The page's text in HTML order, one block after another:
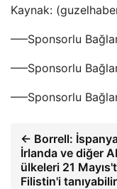
Kaynak:
—–Sponsorlu
—–Sponsorlu
—–Sponsorlu
← Borrell:
İrlanda ve diğer
ülkeleri 21
Filistin'i tanıyabilir